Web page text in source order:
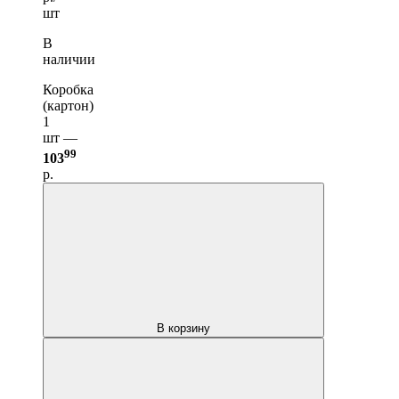
шт
В
наличии
Коробка
(картон)
1
шт —
10399
р.
В корзину